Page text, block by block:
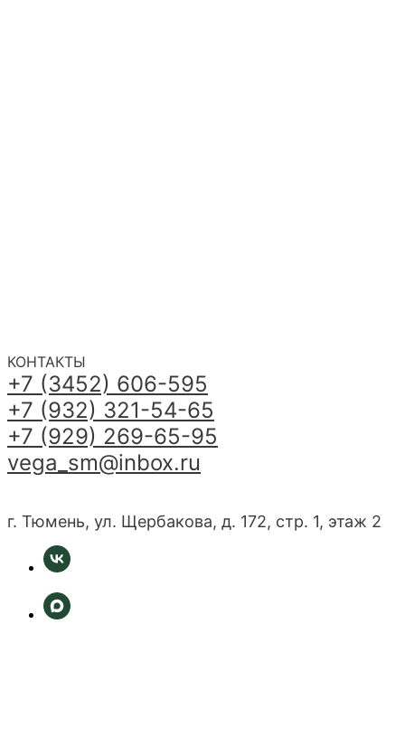
КОНТАКТЫ
+7 (3452) 606-595
+7 (932) 321-54-65
+7 (929) 269-65-95
vega_sm@inbox.ru
г. Тюмень, ул. Щербакова, д. 172, стр. 1, этаж 2